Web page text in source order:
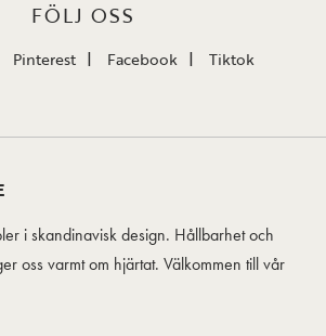
FÖLJ OSS
Pinterest Facebook Tiktok
i skandinavisk design. Hållbarhet och
oss varmt om hjärtat. Välkommen till vår